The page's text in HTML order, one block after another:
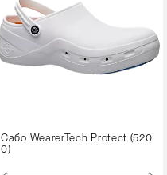
Сабо WearerTech Protect (520
0)